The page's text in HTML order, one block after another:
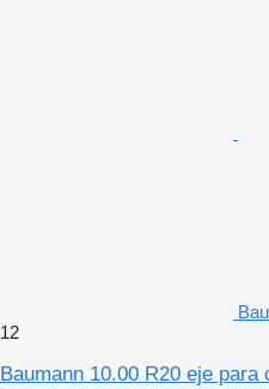
12
Baumann 10.00 R20 eje para